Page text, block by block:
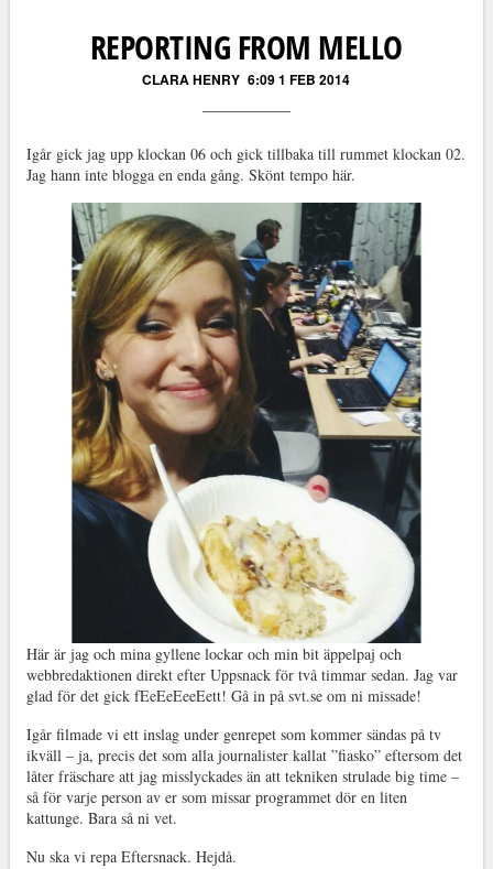
REPORTING FROM MELLO
CLARA HENRY 6:09 1 FEB 2014
Igår gick jag upp klockan 06 och gick tillbaka till rummet klockan 02.
Jag hann inte blogga en enda gång. Skönt tempo här.
Här är jag och mina gyllene lockar och min bit äppelpaj och
webbredaktionen direkt efter Uppsnack för två timmar sedan. Jag var
glad för det gick fEeEeEeeEett! Gå in på svt.se om ni missade!
Igår filmade vi ett inslag under genrepet som kommer sändas på tv
ikväll – ja, precis det som alla journalister kallat ”fiasko” eftersom det
låter fräschare att jag misslyckades än att tekniken strulade big time –
så för varje person av er som missar programmet dör en liten
kattunge. Bara så ni vet.
Nu ska vi repa Eftersnack. Hejdå.